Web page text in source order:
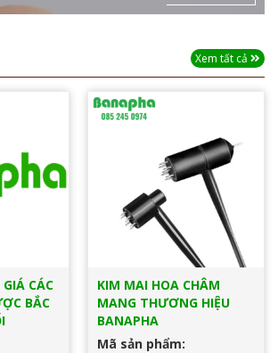
Xem tất cả
CÁC
BẮC
KIM MAI HOA CHÂM
MANG THƯƠNG HIỆU
BANAPHA
Mã sản phẩm: